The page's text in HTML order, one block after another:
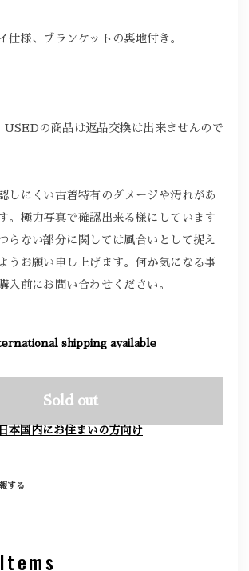
仕様、ブランケットの裏地付き。
の商品は返品交換は出来ませんので
しにくい古着特有のダメージや汚れがあ
。極力写真で確認出来る様にしています
らない部分に関しては風合いとして捉え
うお願い申し上げます。何か気になる事
入前にお問い合わせください。
shipping available
Sold out
日本国内にお住まいの方向け
する